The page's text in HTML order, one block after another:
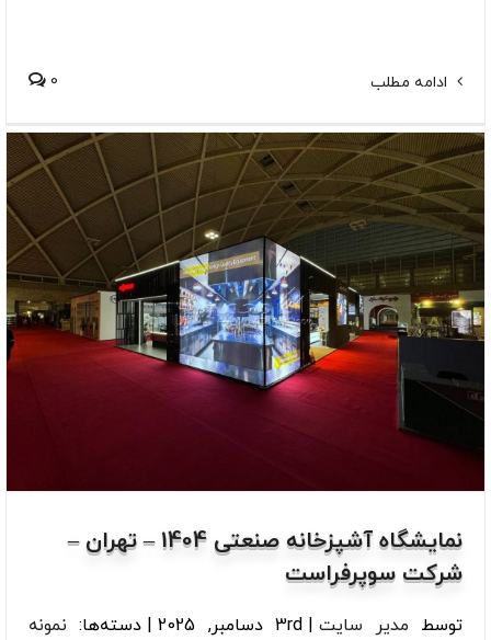
ادامه مطلب 0
نمایشگاه آشپزخانه صنعتی 1404 – تهران –
شرکت سوپرفراست
توسط مدیر سایت | 3rd دسامبر, 2025 | دسته‌ها: نمونه